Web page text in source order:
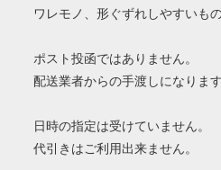
ワレモノ、形ぐずれしやすいも
ポスト投函ではありません。
配送業者からの手渡しになります
日時の指定は受けていません。
代引きはご利用出来ません。